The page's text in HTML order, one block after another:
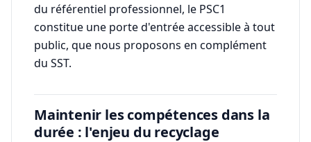
du référentiel professionnel, le PSC1
constitue une porte d'entrée accessible à tout
public, que nous proposons en complément
du SST.
Maintenir les compétences dans la
durée : l'enjeu du recyclage